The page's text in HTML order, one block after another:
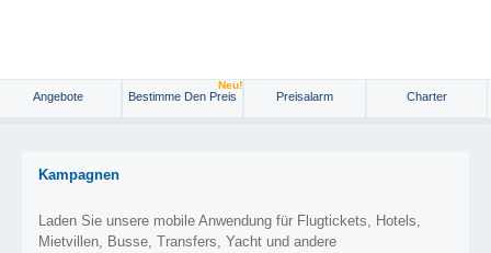
Angebote Bestimme Den Preis
Neu!
Preisalarm Charter
Kampagnen
Laden Sie unsere mobile Anwendung für Flugtickets, Hotels,
Mietvillen, Busse, Transfers, Yacht und andere